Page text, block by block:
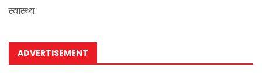
स्वास्थ्य
ADVERTISEMENT